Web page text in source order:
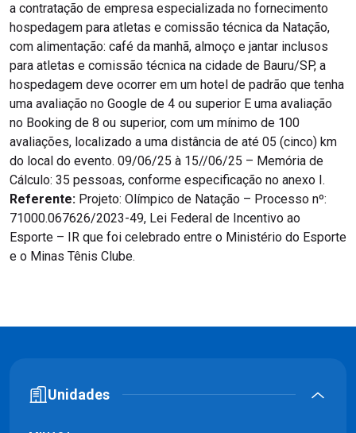
a contratação de empresa especializada no fornecimento
hospedagem para atletas e comissão técnica da Natação,
com alimentação: café da manhã, almoço e jantar inclusos
para atletas e comissão técnica na cidade de Bauru/SP, a
hospedagem deve ocorrer em um hotel de padrão que tenha
uma avaliação no Google de 4 ou superior E uma avaliação
no Booking de 8 ou superior, com um mínimo de 100
avaliações, localizado a uma distância de até 05 (cinco) km
do local do evento. 09/06/25 à 15//06/25 – Memória de
Cálculo: 35 pessoas, conforme especificação no anexo I.
Referente: Projeto: Olímpico de Natação – Processo nº:
71000.067626/2023-49, Lei Federal de Incentivo ao
Esporte – IR que foi celebrado entre o Ministério do Esporte
e o Minas Tênis Clube.
Unidades